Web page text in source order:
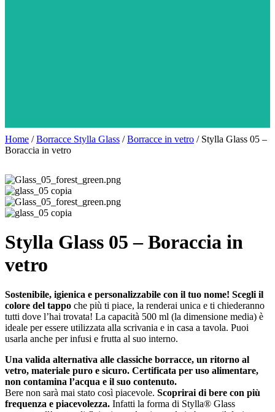
Home /Borracce Stylla Glass /Borracce in vetro / Stylla Glass 05 –
Boraccia in vetro
Stylla Glass 05 – Boraccia in
vetro
Sostenibile, igienica e personalizzabile con il tuo nome! Scegli il
colore del tappo che più ti piace, la renderai unica e ti chiederanno
tutti dove l’hai trovata! La capacità 500 ml (la dimensione media) è
ideale per essere utilizzata alla scrivania e in casa a tavola. Puoi
usarla anche per infusi e frutta al suo interno.
Una valida alternativa alle classiche borracce, un ritorno al
vetro, materiale puro e sicuro. Certificata per uso alimentare,
non contamina l’acqua e il suo contenuto.
Bere non sarà mai stato così piacevole. Scoprirai di bere con più
frequenza e piacevolezza. Infatti la forma di Stylla® Glass